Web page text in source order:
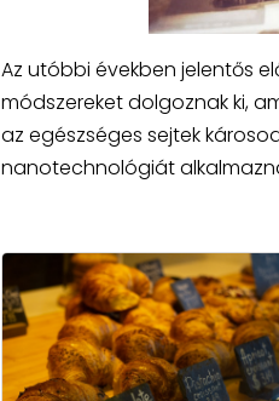
Az utóbbi években jelentős
módszereket dolgoznak ki,
az egészséges sejtek
nanotechnológiát